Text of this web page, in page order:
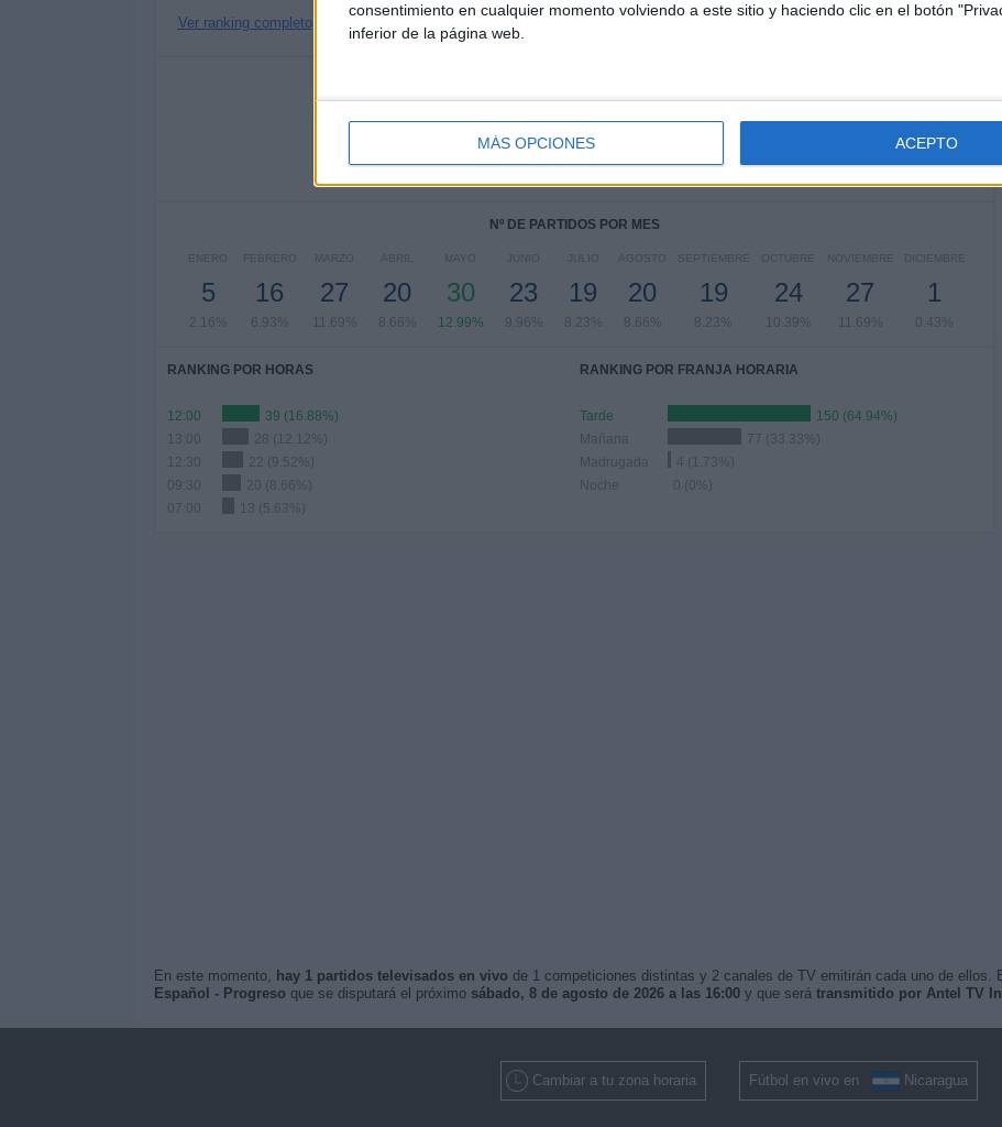
consentimiento en cualquier momento volviendo a este sitio y haciendo clic en el botón
inferior de la página web.
MÁS OPCIONES ACEPTO
Ver ranking completo
12 16
Nº DE PARTIDOS POR MES
ENERO
5
2.16%
FEBRERO
16
6.93%
MARZO
27
11.69%
ABRIL
20
8.66%
MAYO
30
12.99%
JUNIO
23
9.96%
JULIO
19
8.23%
AGOSTO
20
8.66%
SEPTIEMBRE
19
8.23%
OCTUBRE
24
10.39%
NOVIEMBRE
27
11.69%
DICIEMBRE
1
0.43%
RANKING POR HORAS
12:00
39 (16.88%)
13:00
28 (12.12%)
12:30
22 (9.52%)
09:30
20 (8.66%)
07:00
13 (5.63%)
RANKING POR FRANJA HORARIA
Tarde
150 (64.94%)
Mañana
77 (33.33%)
Madrugada
4 (1.73%)
Noche
0 (0%)
En este momento, hay 1 partidos televisados en vivo de 1 competiciones distintas y 2 canales de TV emitirán cada uno de ellos.
Español - Progreso que se disputará el próximo sábado, 8 de agosto de 2026 a las 16:00y que será transmitido por Antel TV
Cambiar a tu zona horaria Fútbol en vivo en Nicaragua